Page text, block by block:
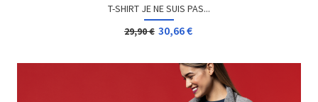
T-SHIRT JE NE SUIS PAS...
29,90 € 30,66 €